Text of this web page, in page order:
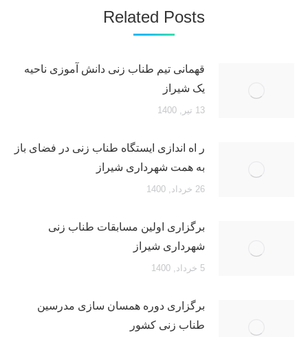
Related Posts
قهمانی تیم طناب زنی دانش آموزی ناحیه
یک شیراز
13 تیر, 1400
ر اه اندازی ایستگاه طناب زنی در فضای باز
به همت شهرداری شیراز
26 خرداد, 1400
برگزاری اولین مسابقات طناب زنی
شهرداری شیراز
5 خرداد, 1400
برگزاری دوره همسان سازی مدرسین
طناب زنی کشور